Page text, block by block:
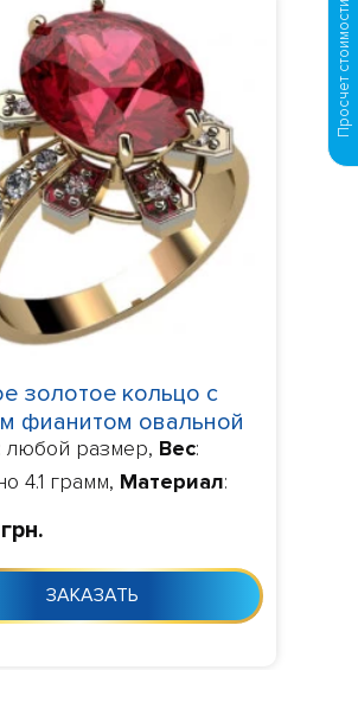
золотое кольцо с
фианитом овальной
: любой размер, Вес:
4.1 грамм, Материал:
фианит,
: Изготовление 10-
момента заказа
ЗАКАЗАТЬ